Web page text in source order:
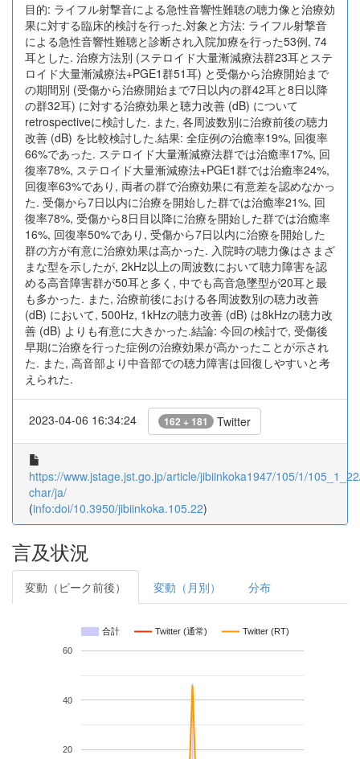
目的: ライフル射撃音による急性音響性難聴の聴力像と治療効
果に対する臨床的検討を行った.対象と方法: ライフル射撃音
による急性音響性難聴と診断され入院加療を行った53例, 74
耳とした. 治療方法別 (ステロイド大量漸減療法群23耳とステ
ロイド大量漸減療法+PGE1群51耳) と受傷から治療開始まで
の期間別 (受傷から治療開始まで7日以内の群42耳と8日以降
の群32耳) に対する治療効果と聴力改善 (dB) について
retrospectiveに検討した. また, 各周波数別に治療前後の聴力
改善 (dB) を比較検討した.結果: 全症例の治癒率19%, 回復率
66%であった. ステロイド大量漸減療法群では治癒率17%, 回
復率78%, ステロイド大量漸減療法+PGE1群では治癒率24%,
回復率63%であり, 両者の群で治療効果に有意差を認めなかっ
た. 受傷から7日以内に治療を開始した群では治癒率21%, 回
復率78%, 受傷から8日目以降に治療を開始した群では治癒率
16%, 回復率50%であり, 受傷から7日以内に治療を開始した
群の方が有意に治療効果は高かった. 入院時の聴力像はさまざ
まな型を示したが, 2kHz以上の周波数において聴力障害を認
める高音障害群が50耳と多く, 中でも高音急墜型が20耳と最
も多かった. また, 治療前後における各周波数別の聴力改善
(dB) において, 500Hz, 1kHzの聴力改善 (dB) は8kHzの聴力改
善 (dB) よりも有意に大きかった.結論: 今回の検討で, 受傷後
早期に治療を行った症例の治療効果が高かったことが示され
た. また, 高音部より中音部での聴力障害は回復しやすいと考
えられた.
2023-04-06 16:34:24 162 + 181 Twitter
https://www.jstage.jst.go.jp/article/jibiinkoka1947/105/1/
char/ja/
(info:doi/10.3950/jibiinkoka.105.22)
言及状況
変動（ピーク前後） 変動（月別） 分布
合計 Twitter (通常) Twitter (RT)
20
40
60